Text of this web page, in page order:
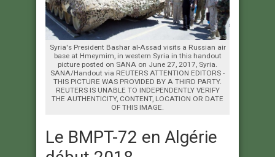
Syria's President Bashar al-Assad visits a Russian air
base at Hmeymim, in western Syria in this handout
picture posted on SANA on June 27, 2017, Syria.
SANA/Handout via REUTERS ATTENTION EDITORS -
THIS PICTURE WAS PROVIDED BY A THIRD PARTY.
REUTERS IS UNABLE TO INDEPENDENTLY VERIFY
THE AUTHENTICITY, CONTENT, LOCATION OR DATE
OF THIS IMAGE.
Le BMPT-72 en Algérie